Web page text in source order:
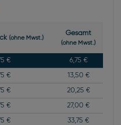
(ohne Mwst.)
Gesamt
(ohne Mwst.)
€ 6,75 €
€ 13,50 €
€ 20,25 €
€ 27,00 €
€ 33,75 €